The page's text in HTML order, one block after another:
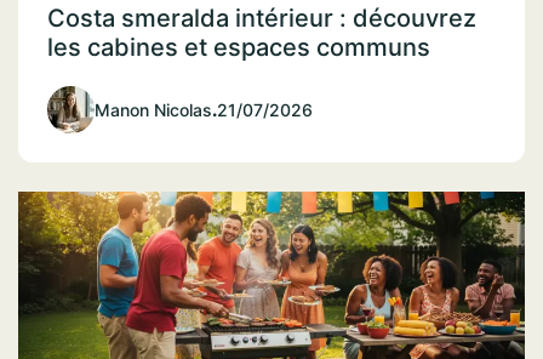
Costa smeralda intérieur : découvrez
les cabines et espaces communs
Manon Nicolas.21/07/2026